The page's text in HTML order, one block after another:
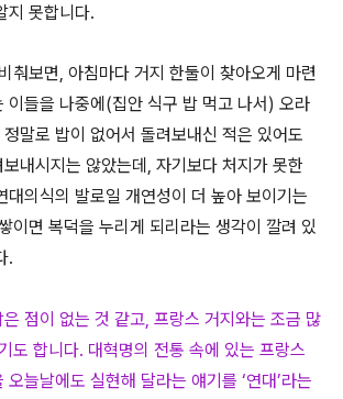
지 못합니다.
춰보면, 아침마다 거지 한둘이 찾아오게 마련
이들을 나중에(집안 식구 밥 먹고 나서) 오라
말로 밥이 없어서 돌려보내신 적은 있어도
내시지는 않았는데, 자기보다 처지가 못한
대의식의 발로일 개연성이 더 높아 보이기는
이면 복덕을 누리게 되리라는 생각이 깔려 있
.
점이 없는 것 같고, 프랑스 거지와는 조금 많
도 합니다. 대혁명의 전통 속에 있는 프랑스
늘날에도 실현해 달라는 얘기를 ‘연대’라는